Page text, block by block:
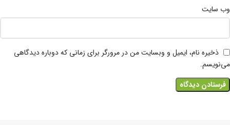
وب‌ سایت
ذخیره نام، ایمیل و وبسایت من در مرورگر برای زمانی که دوباره دیدگاهی
می‌نویسم.